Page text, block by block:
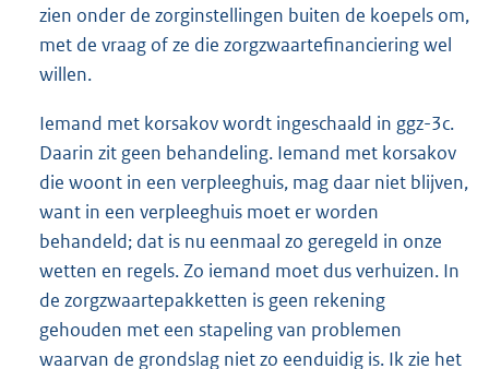
zien onder de zorginstellingen buiten de koepels om,
met de vraag of ze die zorgzwaartefinanciering wel
willen.
Iemand met korsakov wordt ingeschaald in ggz-3c.
Daarin zit geen behandeling. Iemand met korsakov
die woont in een verpleeghuis, mag daar niet blijven,
want in een verpleeghuis moet er worden
behandeld; dat is nu eenmaal zo geregeld in onze
wetten en regels. Zo iemand moet dus verhuizen. In
de zorgzwaartepakketten is geen rekening
gehouden met een stapeling van problemen
waarvan de grondslag niet zo eenduidig is. Ik zie het